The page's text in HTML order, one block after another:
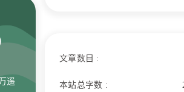
遥
文章数目 :
本站总字数 :